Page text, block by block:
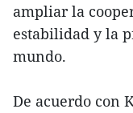
ampliar la
estabilidad y la
mundo.
De acuerdo con